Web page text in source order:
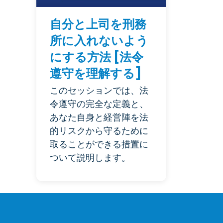
自分と上司を刑務
所に入れないよう
にする方法 [法令
遵守を理解する]
このセッションでは、法
令遵守の完全な定義と、
あなた自身と経営陣を法
的リスクから守るために
取ることができる措置に
ついて説明します。